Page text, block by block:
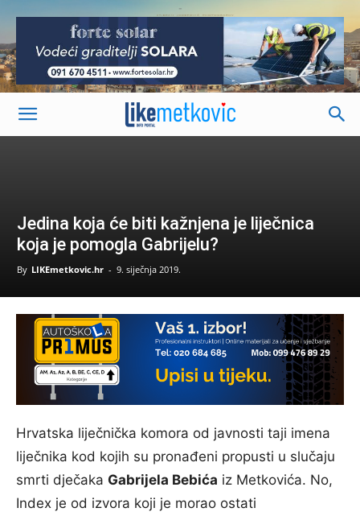
-
Jedina koja će biti kažnjena je liječnica
koja je pomogla Gabrijelu?
By LIKEmetkovic.hr - 9. siječnja 2019.
Hrvatska liječnička komora od javnosti taji imena
liječnika kod kojih su pronađeni propusti u slučaju
smrti dječaka Gabrijela Bebića iz Metkovića. No,
Index je od izvora koji je morao ostati